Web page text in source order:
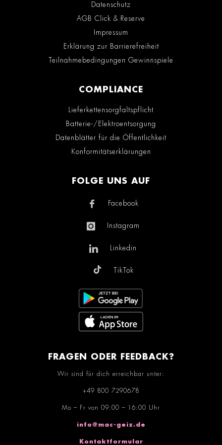
Datenschutz
AGB Click & Reserve
Impressum
Erklärung zur Barrierefreiheit
Teilnahmebedingungen Gewinnspiele
COMPLIANCE
Lieferkettensorgfaltspflicht
Batterie-/Elektroentsorgung
Datenblätter für die Öffentlichkeit
Konformitätserklärungen
FOLGE UNS AUF
Facebook
Instagram
Linkedin
TikTok
FRAGEN ODER FEEDBACK?
Wir sind für dich erreichbar unter:
+49 800 7290678
Mo – Fr von 09:00 – 16:00 Uhr
info@mac-geiz.de
Kontaktformular